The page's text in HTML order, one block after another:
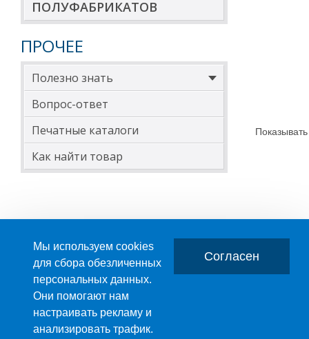
ПОЛУФАБРИКАТОВ
ПРОЧЕЕ
Полезно знать
Вопрос-ответ
Печатные каталоги
Как найти товар
ПРОИЗВОДСТВО ПЛАСТМАССОВЫХ ИЗДЕЛИЙ
Мы используем cookies
для сбора обезличенных
персональных данных.
Они помогают нам
настраивать рекламу и
анализировать трафик.
Согласен